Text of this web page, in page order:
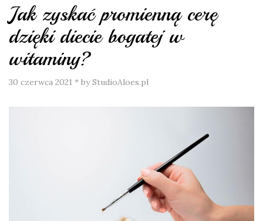
Jak zyskać promienną cerę
dzięki diecie bogatej w
witaminy?
30 czerwca 2021 * by StudioAloes.pl